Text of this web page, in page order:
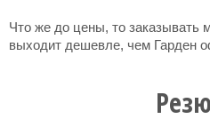
Что же до цены, то заказывать
выходит дешевле, чем Гарден